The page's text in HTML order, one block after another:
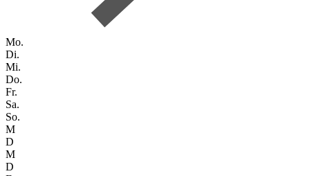
Mo.
Di.
Mi.
Do.
Fr.
Sa.
So.
M
D
M
D